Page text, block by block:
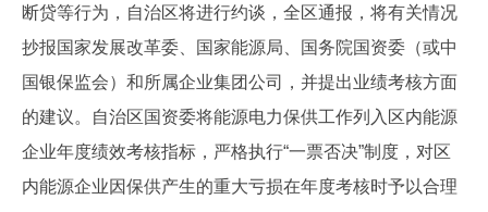
断贷等行为，自治区将进行约谈，全区通报，将有关情况
抄报国家发展改革委、国家能源局、国务院国资委（或中
国银保监会）和所属企业集团公司，并提出业绩考核方面
的建议。自治区国资委将能源电力保供工作列入区内能源
企业年度绩效考核指标，严格执行“一票否决”制度，对区
内能源企业因保供产生的重大亏损在年度考核时予以合理